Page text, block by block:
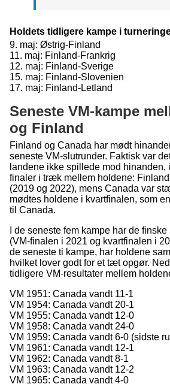
Holdets tidligere kampe i
9. maj: Østrig-Finland
11. maj: Finland-Frankrig
12. maj: Finland-Sverige
15. maj: Finland-Slovenien
17. maj: Finland-Letland
Seneste VM-kampe
og Finland
Finland og Canada har mødt
seneste VM-slutrunder. Faktisk var
landene ikke spillede mod hinanden,
finaler i træk mellem holdene:
(2019 og 2022), mens Canada var
mødtes holdene i kvartfinalen, som
til Canada.
I de seneste fem kampe har de
(VM-finalen i 2021 og kvartfinalen i
de seneste ti kampe, har holdene
hvilket lover godt for et tæt opgør.
tidligere VM-resultater mellem
VM 1951: Canada vandt 11-1
VM 1954: Canada vandt 20-1
VM 1955: Canada vandt 12-0
VM 1958: Canada vandt 24-0
VM 1959: Canada vandt 6-0 (sidste
VM 1961: Canada vandt 12-1
VM 1962: Canada vandt 8-1
VM 1963: Canada vandt 12-2
VM 1965: Canada vandt 4-0